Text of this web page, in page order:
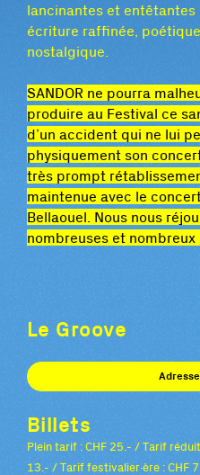
lancinantes et
écriture raffinée,
nostalgique.
SANDOR ne pourra
produire au Festival ce
d’un accident qui ne lui
physiquement son
très prompt
maintenue avec le
Bellaouel. Nous nous
nombreuses et nombreux
Le Groove
Billets
Plein tarif : CHF 25.- / Tarif
13.- / Tarif festivalier·ère : CHF